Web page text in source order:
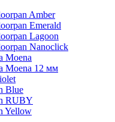
Amber
Emerald
Lagoon
Nanoclick
Moena
Moena 12 мм
Blue
RUBY
Yellow